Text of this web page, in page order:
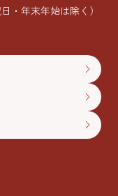
日・年末年始は除く）